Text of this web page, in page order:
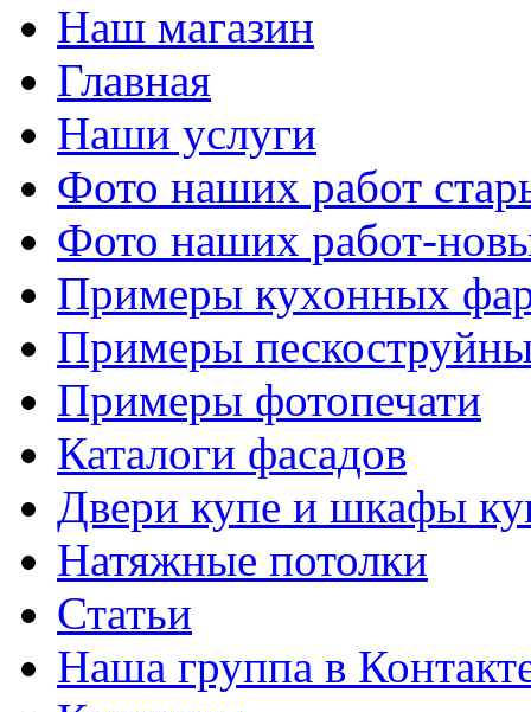
Наш магазин
Главная
Наши услуги
Фото наших работ
Фото наших работ-
Примеры кухонных
Примеры
Примеры фотопечати
Каталоги фасадов
Двери купе и шкафы
Натяжные потолки
Статьи
Наша группа в